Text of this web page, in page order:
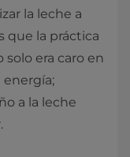
la leche a
que la práctica
era caro en
a la leche